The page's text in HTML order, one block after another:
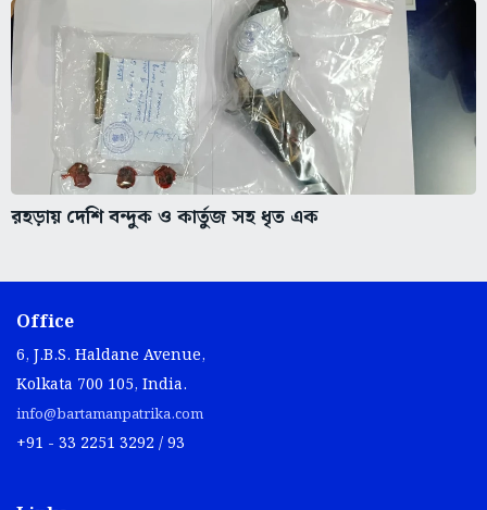
রহড়ায় দেশি বন্দুক ও কার্তুজ সহ ধৃত এক
Office
6, J.B.S. Haldane Avenue,
Kolkata 700 105, India.
info@bartamanpatrika.com
+91 - 33 2251 3292 / 93